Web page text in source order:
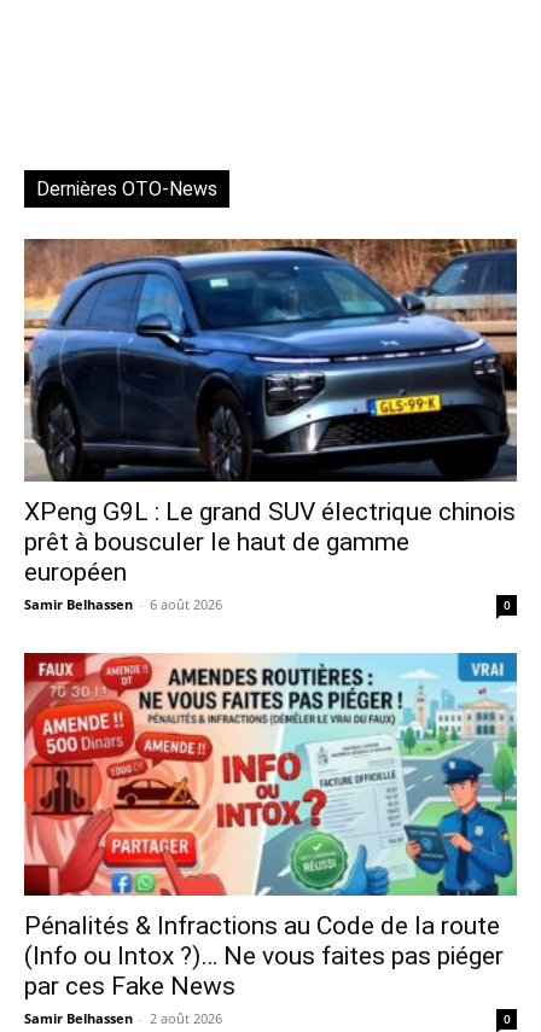
Dernières OTO-News
XPeng G9L : Le grand SUV électrique chinois
prêt à bousculer le haut de gamme
européen
Samir Belhassen - 6 août 2026 0
Pénalités & Infractions au Code de la route
(Info ou Intox ?)… Ne vous faites pas piéger
par ces Fake News
Samir Belhassen - 2 août 2026 0